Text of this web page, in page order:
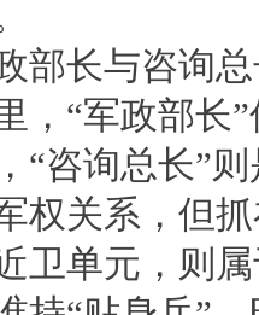
部长与咨询
，“军政部长
“咨询总长”
权关系，但
卫单元，则